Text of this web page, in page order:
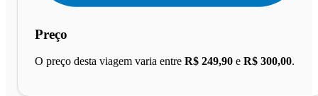
Preço
O preço desta viagem varia entre R$ 249,90 e R$ 300,00.